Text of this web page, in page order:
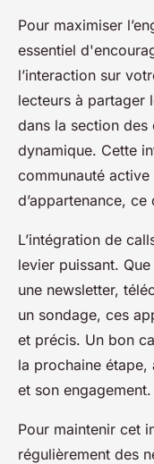
Pour maximiser
essentiel
l’interaction sur
lecteurs à partager
dans la section
dynamique. Cette
communauté
d’appartenance,
L’intégration de
levier puissant.
une newsletter,
un sondage, ces
et précis. Un bon
la prochaine étape,
et son engagement.
Pour maintenir cet
régulièrement des